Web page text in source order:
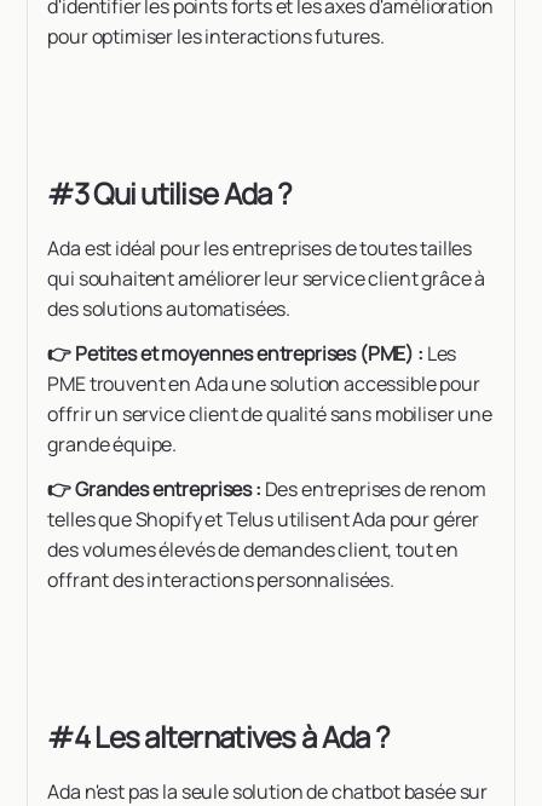
d'identifier les points forts et les axes d'amélioration
pour optimiser les interactions futures.
#3 Qui utilise Ada ?
Ada est idéal pour les entreprises de toutes tailles
qui souhaitent améliorer leur service client grâce à
des solutions automatisées.
👉 Petites et moyennes entreprises (PME) : Les
PME trouvent en Ada une solution accessible pour
offrir un service client de qualité sans mobiliser une
grande équipe.
👉 Grandes entreprises : Des entreprises de renom
telles que Shopify et Telus utilisent Ada pour gérer
des volumes élevés de demandes client, tout en
offrant des interactions personnalisées.
#4 Les alternatives à Ada ?
Ada n'est pas la seule solution de chatbot basée sur